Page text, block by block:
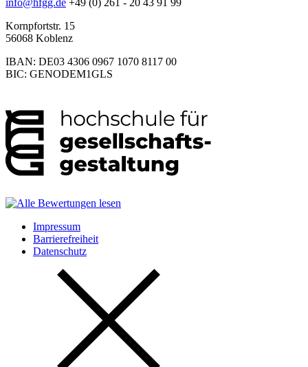
Kornpfortstr. 15
56068 Koblenz
IBAN: DE03 4306 0967 1070 8117 00
BIC: GENODEM1GLS
Impressum
Barrierefreiheit
Datenschutz